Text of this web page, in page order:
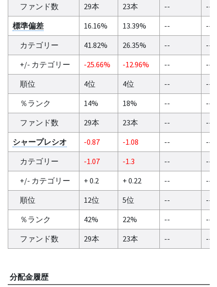
ファンド数
29本 23本 --
--
標準偏差
16.16% 13.39% --
--
カテゴリー
41.82% 26.35% --
--
+/- カテゴリー
-25.66% -12.96% --
--
順位
4位 4位 --
--
％ランク
14% 18% --
--
ファンド数
29本 23本 --
--
シャープレシオ
-0.87 -1.08 --
--
カテゴリー
-1.07 -1.3 --
--
+/- カテゴリー
+ 0.2 + 0.22 --
--
順位
12位 5位 --
--
％ランク
42% 22% --
--
ファンド数
29本 23本 -- --
分配金履歴